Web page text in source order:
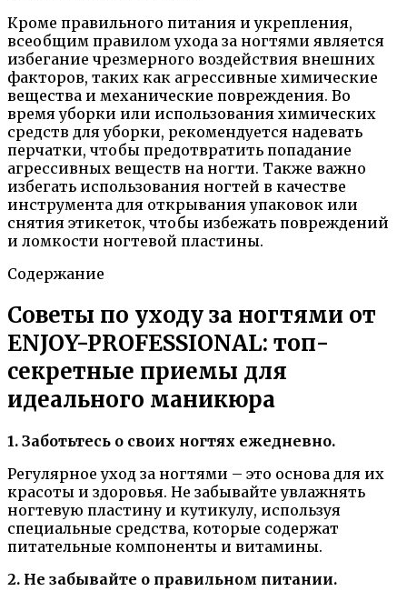
Кроме правильного питания и укрепления,
всеобщим правилом ухода за ногтями является
избегание чрезмерного воздействия внешних
факторов, таких как агрессивные химические
вещества и механические повреждения. Во
время уборки или использования химических
средств для уборки, рекомендуется надевать
перчатки, чтобы предотвратить попадание
агрессивных веществ на ногти. Также важно
избегать использования ногтей в качестве
инструмента для открывания упаковок или
снятия этикеток, чтобы избежать повреждений
и ломкости ногтевой пластины.
Содержание
Советы по уходу за ногтями от
ENJOY-PROFESSIONAL: топ-
секретные приемы для
идеального маникюра
1. Заботьтесь о своих ногтях ежедневно.
Регулярное уход за ногтями – это основа для их
красоты и здоровья. Не забывайте увлажнять
ногтевую пластину и кутикулу, используя
специальные средства, которые содержат
питательные компоненты и витамины.
2. Не забывайте о правильном питании.